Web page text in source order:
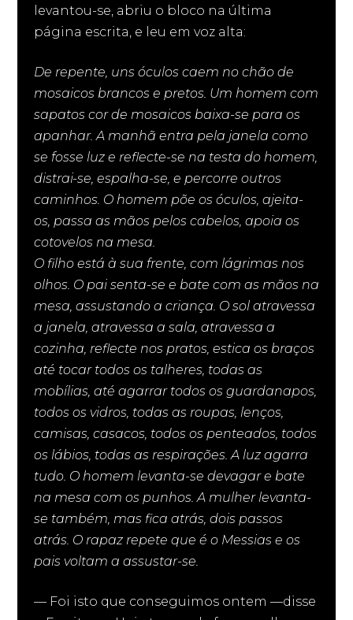
levantou-se, abriu o bloco na última
página escrita, e leu em voz alta:
De repente, uns óculos caem no chão de
mosaicos brancos e pretos. Um homem com
sapatos cor de mosaicos baixa-se para os
apanhar. A manhã entra pela janela como
se fosse luz e reflecte-se na testa do homem,
distrai-se, espalha-se, e percorre outros
caminhos. O homem põe os óculos, ajeita-
os, passa as mãos pelos cabelos, apoia os
cotovelos na mesa.
O filho está à sua frente, com lágrimas nos
olhos. O pai senta-se e bate com as mãos na
mesa, assustando a criança. O sol atravessa
a janela, atravessa a sala, atravessa a
cozinha, reflecte nos pratos, estica os braços
até tocar todos os talheres, todas as
mobílias, até agarrar todos os guardanapos,
todos os vidros, todas as roupas, lenços,
camisas, casacos, todos os penteados, todos
os lábios, todas as respirações. A luz agarra
tudo. O homem levanta-se devagar e bate
na mesa com os punhos. A mulher levanta-
se também, mas fica atrás, dois passos
atrás. O rapaz repete que é o Messias e os
pais voltam a assustar-se.
— Foi isto que conseguimos ontem —disse